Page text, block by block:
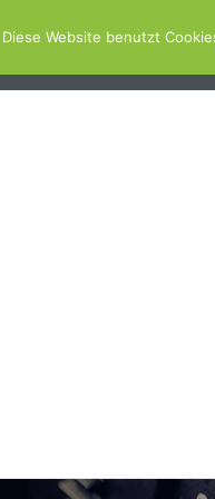
ABOUT
Diese Website benutzt